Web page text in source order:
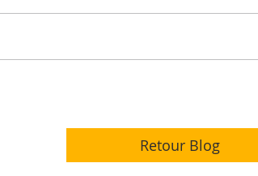
Retour Blog